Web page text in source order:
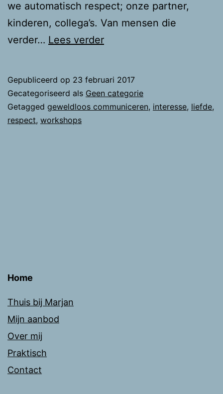
we automatisch respect; onze partner,
kinderen, collega’s. Van mensen die
verder… Lees verderRespect
Gepubliceerd op 23 februari 2017
Gecategoriseerd als Geen categorie
Getagged geweldloos communiceren, interesse, liefde,
respect, workshops
Home
Thuis bij Marjan
Mijn aanbod
Over mij
Praktisch
Contact